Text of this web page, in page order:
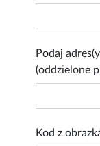
Podaj
(oddzielone
Kod z